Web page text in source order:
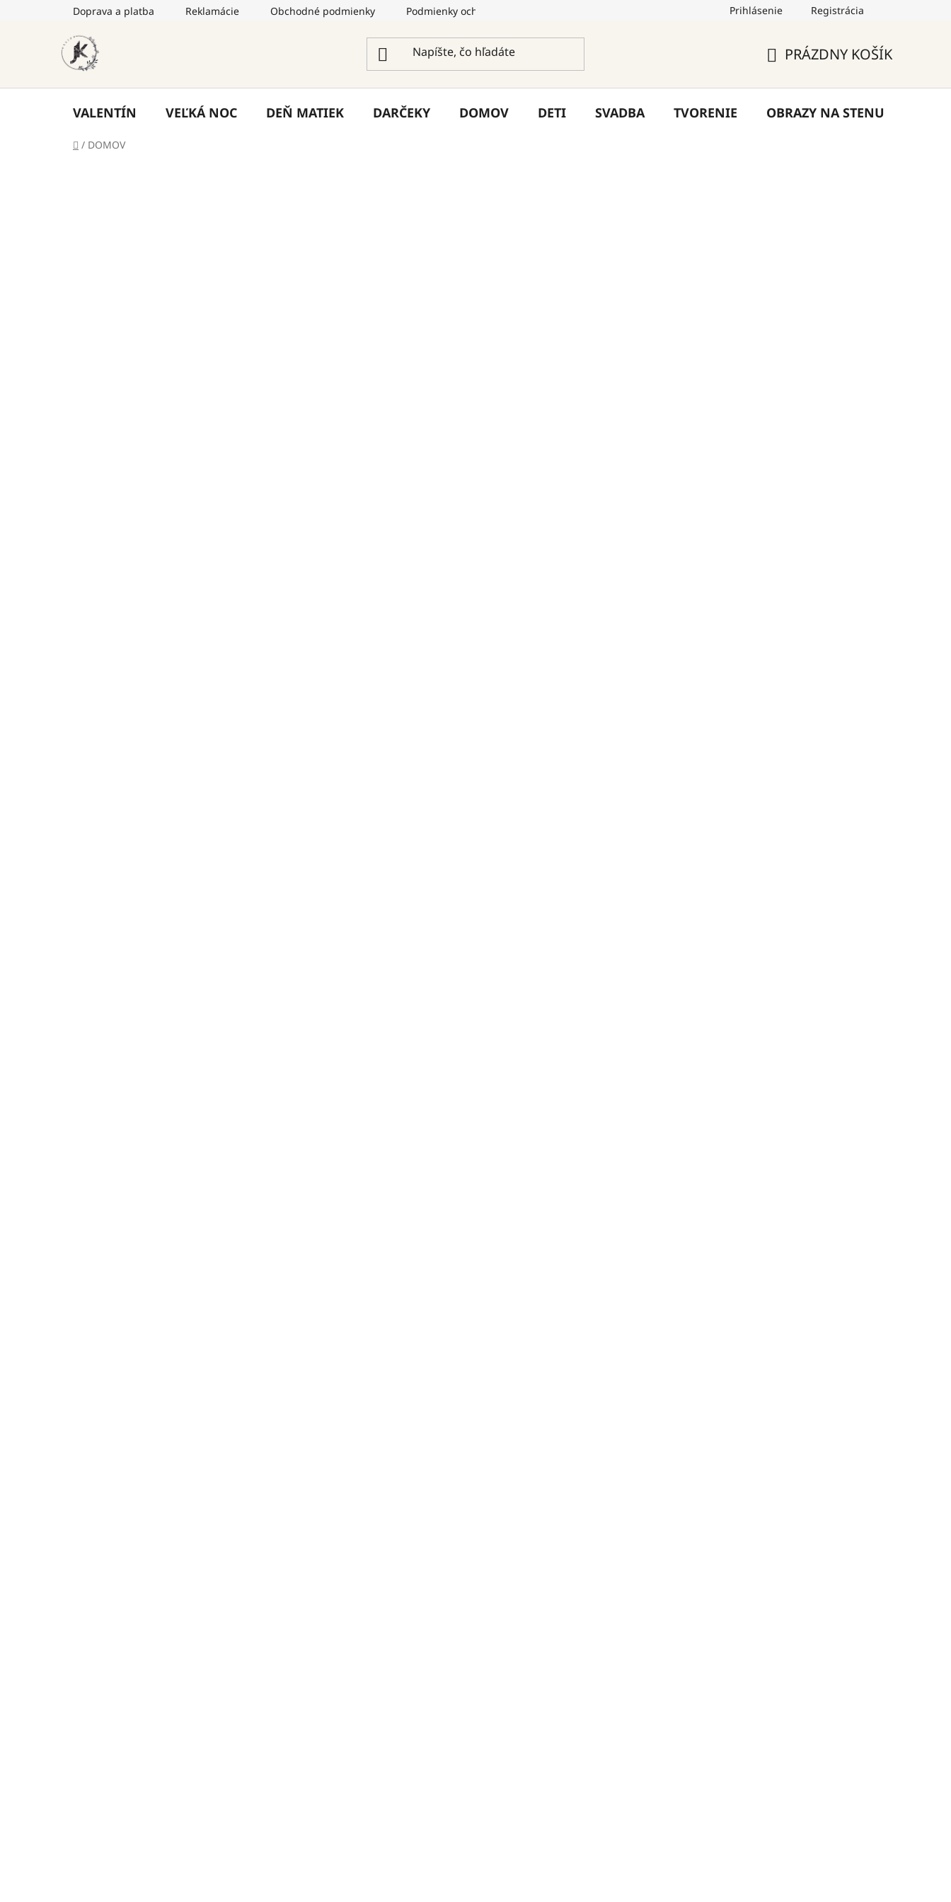
Doprava a platba Reklamácie Obchodné podmienky Podmienky ochrany osobných údajov Hodnotenie obchodu Blog Kontakty
Prihlásenie Registrácia
KOŠÍK
PRÁZDNY KOŠÍK
VALENTÍN VEĽKÁ NOC DEŇ MATIEK DARČEKY DOMOV DETI SVADBA TVORENIE OBRAZY NA STENU
Domov
/ DOMOV